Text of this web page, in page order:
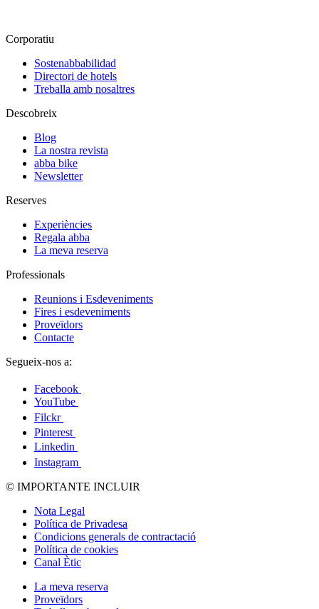
Corporatiu
Sostenabbabilidad
Directori de hotels
Treballa amb nosaltres
Descobreix
Blog
La nostra revista
abba bike
Newsletter
Reserves
Experiències
Regala abba
La meva reserva
Professionals
Reunions i Esdeveniments
Fires i esdeveniments
Proveïdors
Contacte
Segueix-nos a:
Facebook
YouTube
Filckr
Pinterest
Linkedin
Instagram
© IMPORTANTE INCLUIR
Nota Legal
Política de Privadesa
Condicions generals de contractació
Política de cookies
Canal Ètic
La meva reserva
Proveïdors